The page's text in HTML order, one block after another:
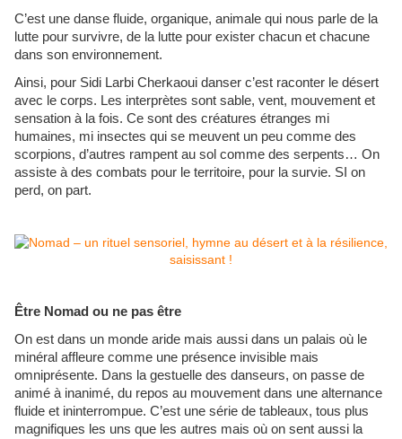
C’est une danse fluide, organique, animale qui nous parle de la
lutte pour survivre, de la lutte pour exister chacun et chacune
dans son environnement.
Ainsi, pour Sidi Larbi Cherkaoui danser c’est raconter le désert
avec le corps. Les interprètes sont sable, vent, mouvement et
sensation à la fois. Ce sont des créatures étranges mi
humaines, mi insectes qui se meuvent un peu comme des
scorpions, d’autres rampent au sol comme des serpents… On
assiste à des combats pour le territoire, pour la survie. SI on
perd, on part.
Être Nomad ou ne pas être
On est dans un monde aride mais aussi dans un palais où le
minéral affleure comme une présence invisible mais
omniprésente. Dans la gestuelle des danseurs, on passe de
animé à inanimé, du repos au mouvement dans une alternance
fluide et ininterrompue. C’est une série de tableaux, tous plus
magnifiques les uns que les autres mais où on sent aussi la